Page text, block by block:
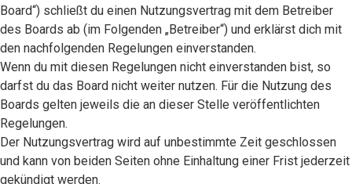
Board“) schließt du einen Nutzungsvertrag mit dem Betreiber
des Boards ab (im Folgenden „Betreiber“) und erklärst dich mit
den nachfolgenden Regelungen einverstanden.
Wenn du mit diesen Regelungen nicht einverstanden bist, so
darfst du das Board nicht weiter nutzen. Für die Nutzung des
Boards gelten jeweils die an dieser Stelle veröffentlichten
Regelungen.
Der Nutzungsvertrag wird auf unbestimmte Zeit geschlossen
und kann von beiden Seiten ohne Einhaltung einer Frist jederzeit
gekündigt werden.